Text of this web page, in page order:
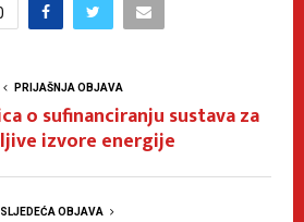
PRIJAŠNJA OBJAVA
o sufinanciranju sustava za
izvore energije
SLJEDEĆA OBJAVA